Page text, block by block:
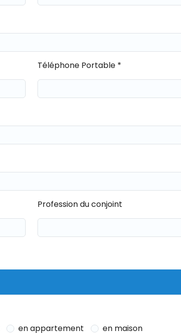
Téléphone Portable *
Profession du conjoint
en appartement
en maison